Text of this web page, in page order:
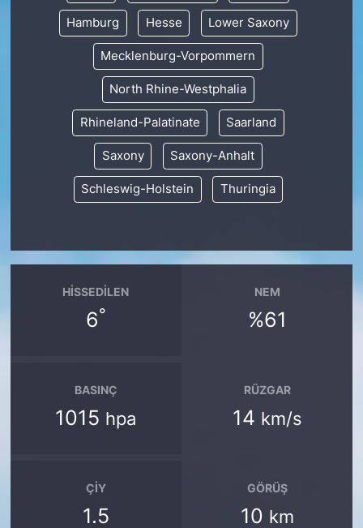
Hamburg Hesse Lower Saxony
Mecklenburg-Vorpommern
North Rhine-Westphalia
Rhineland-Palatinate Saarland
Saxony Saxony-Anhalt
Schleswig-Holstein Thuringia
HISSEDILEN
6°
NEM
%61
BASINÇ
1015 hpa
RÜZGAR
14 km/s
ÇIY
1.5
GÖRÜŞ
10 km